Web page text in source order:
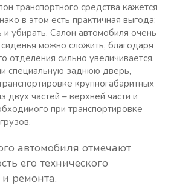
транспортного средства кажется
в этом есть практичная выгода:
и убирать. Салон автомобиля очень
можно сложить, благодаря
отделения сильно увеличивается.
специальную заднюю дверь,
крупногабаритных
двух частей – верхней части и
при транспортировке
автомобиля отмечают
его технического
ремонта.